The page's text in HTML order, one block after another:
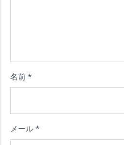
名前*
メール*